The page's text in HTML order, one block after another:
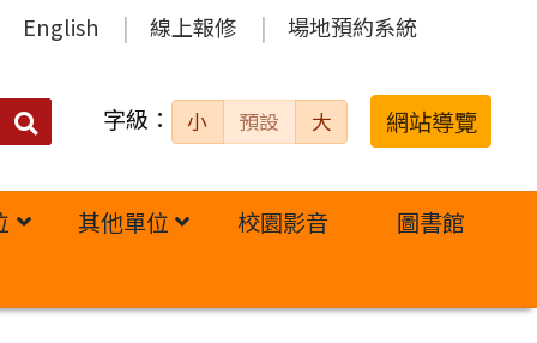
English 線上報修 場地預約系統
搜
字級： 小 預設 大 網站導覽
其他單位 校園影音 圖書館